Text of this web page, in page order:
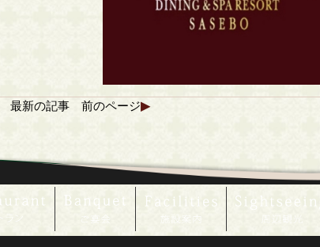
最新の記事 前のページ▶